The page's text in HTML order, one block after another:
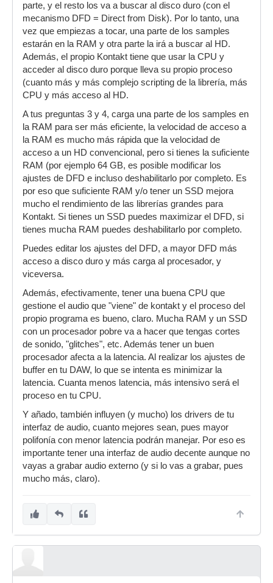
con un teclado midi o DAW?
2- ¿No se supone que ya ha cargado la librería
en la ram? ¿Qué está realizando en carpeta de
la librería?
3- Si lo que esta realizando son las lecturas de
los samples, ¿para qué los carga en la ram? ¿o
es que carga otra cosa?
4- Qué es más importante:¿mucha ram o disco
duro muy rápido?
parte, y el resto los va a buscar al disco duro (con el
mecanismo DFD = Direct from Disk). Por lo tanto, una
vez que empiezas a tocar, una parte de los samples
estarán en la RAM y otra parte la irá a buscar al HD.
Además, el propio Kontakt tiene que usar la CPU y
acceder al disco duro porque lleva su propio proceso
(cuanto más y más complejo scripting de la librería, más
CPU y más acceso al HD.
A tus preguntas 3 y 4, carga una parte de los samples en
la RAM para ser más eficiente, la velocidad de acceso a
la RAM es mucho más rápida que la velocidad de
acceso a un HD convencional, pero si tienes la suficiente
RAM (por ejemplo 64 GB, es posible modificar los
ajustes de DFD e incluso deshabilitarlo por completo. Es
por eso que suficiente RAM y/o tener un SSD mejora
mucho el rendimiento de las librerías grandes para
Kontakt. Si tienes un SSD puedes maximizar el DFD, si
tienes mucha RAM puedes deshabilitarlo por completo.
Puedes editar los ajustes del DFD, a mayor DFD más
acceso a disco duro y más carga al procesador, y
viceversa.
Además, efectivamente, tener una buena CPU que
gestione el audio que "viene" de kontakt y el proceso del
propio programa es bueno, claro. Mucha RAM y un SSD
con un procesador pobre va a hacer que tengas cortes
de sonido, "glitches", etc. Además tener un buen
procesador afecta a la latencia. Al realizar los ajustes de
buffer en tu DAW, lo que se intenta es minimizar la
latencia. Cuanta menos latencia, más intensivo será el
proceso en tu CPU.
Y añado, también influyen (y mucho) los drivers de tu
interfaz de audio, cuanto mejores sean, pues mayor
polifonía con menor latencia podrán manejar. Por eso es
importante tener una interfaz de audio decente aunque no
vayas a grabar audio externo (y si lo vas a grabar, pues
mucho más, claro).